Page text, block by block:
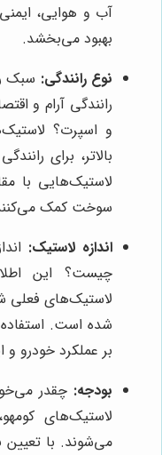
آب و هوایی،
بهبود می‌بخشد.
نوع رانندگی: سبک
رانندگی آرام و
و اسپرت؟
بالاتر، برای
لاستیک‌هایی با
سوخت کمک
اندازه لاستیک:
چیست؟ این
لاستیک‌های فعلی
شده است. استفاده
بر عملکرد خودرو و
بودجه: چقدر
لاستیک‌های
می‌شوند. با تعیین